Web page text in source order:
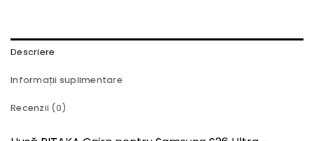
Descriere
Informații suplimentare
Recenzii (0)